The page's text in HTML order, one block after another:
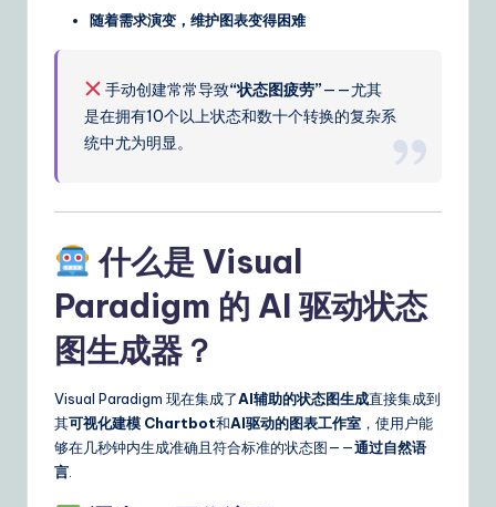
ti
o
随着需求演变，维护图表变得困难
手动创建常常导致“状态图疲劳”——尤其
是在拥有10个以上状态和数十个转换的复杂系
统中尤为明显。
什么是 Visual
Paradigm 的 AI 驱动状态
图生成器？
Visual Paradigm 现在集成了AI辅助的状态图生成直接集成到
其可视化建模 Chartbot和AI驱动的图表工作室 ，使用户能
够在几秒钟内生成准确且符合标准的状态图——通过自然语
言